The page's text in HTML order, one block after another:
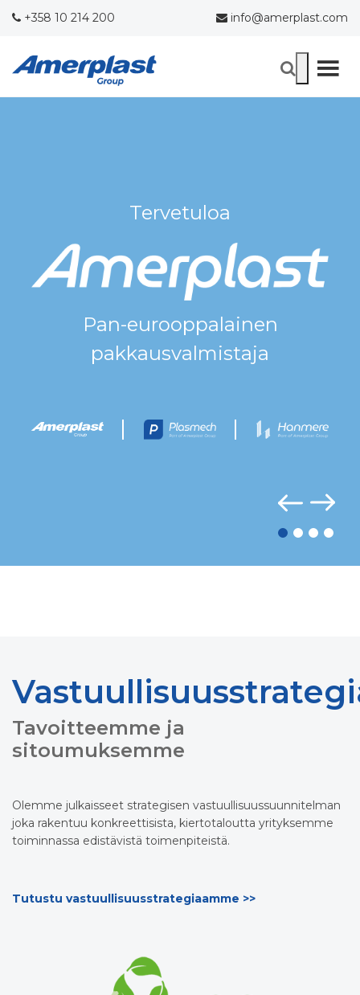
Tervetuloa
Pan-eurooppalainen
pakkausvalmistaja
+358 10 214 200 info@amerplast.com
Tavoitteemme ja
sitoumuksemme
Olemme julkaisseet strategisen vastuullisuussuunnitelman
joka rakentuu konkreettisista, kiertotaloutta yrityksemme
toiminnassa edistävistä toimenpiteistä.
Tutustu vastuullisuusstrategiaamme >>